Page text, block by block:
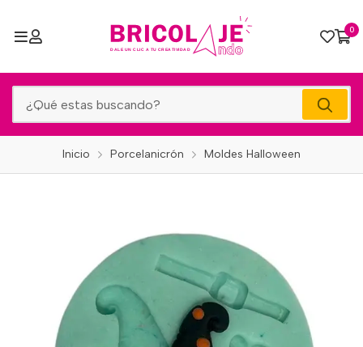
0
Inicio Porcelanicrón Moldes Halloween